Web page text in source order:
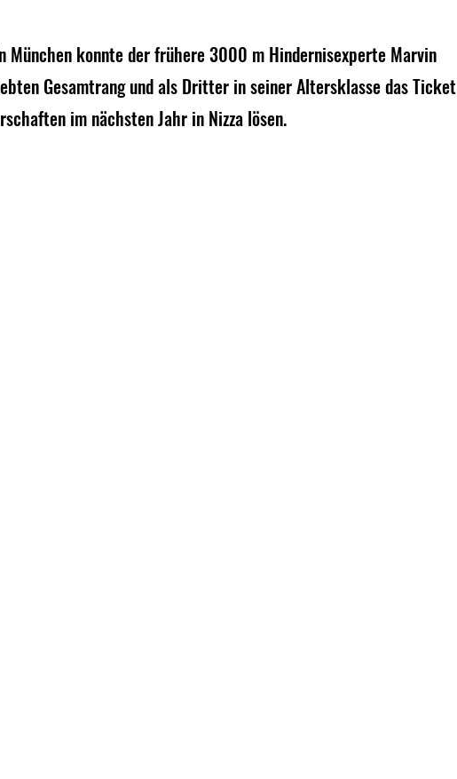
München konnte der frühere 3000 m Hindernisexperte Marvin
Gesamtrang und als Dritter in seiner Altersklasse das Ticket
im nächsten Jahr in Nizza lösen.